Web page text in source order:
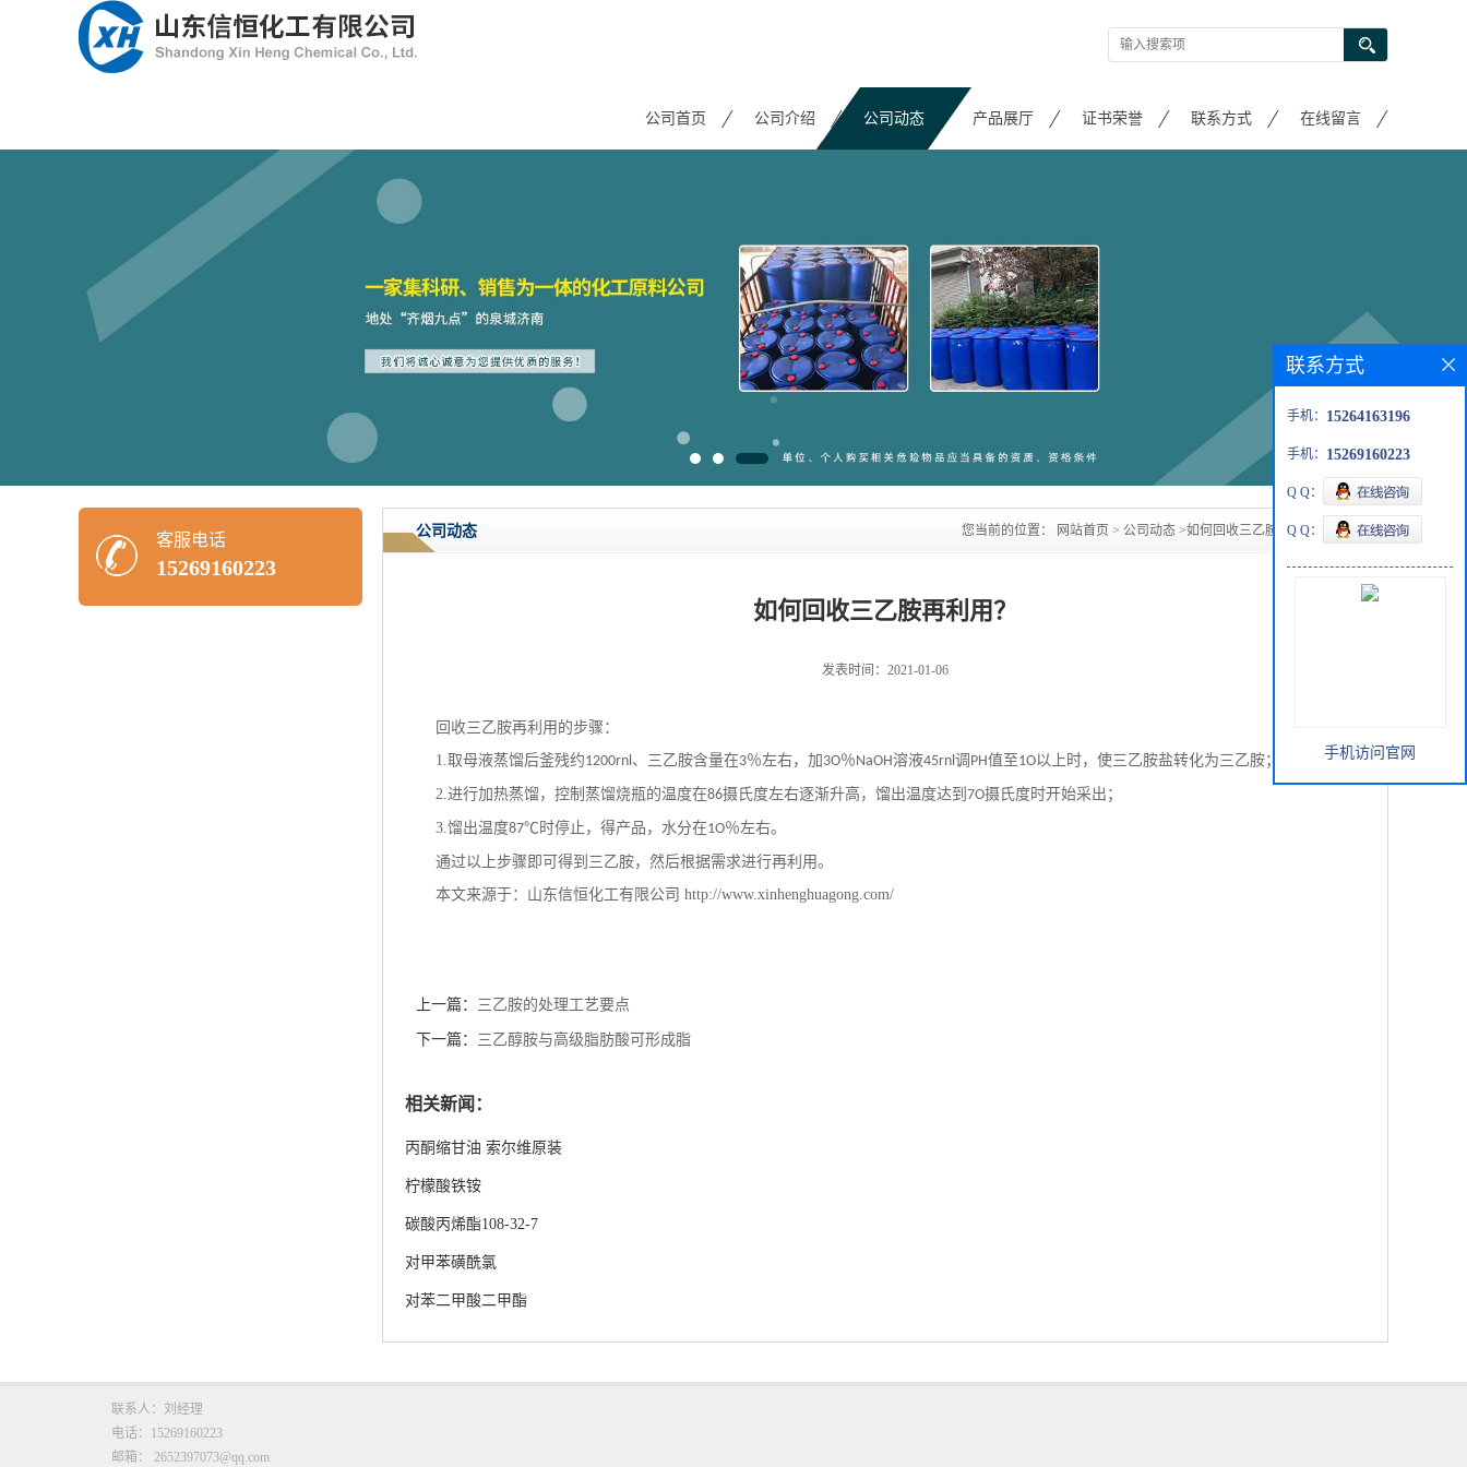
公司首页 公司介绍 公司动态 产品展厅 证书荣誉 联系方式 在线留言
客服电话
15269160223
公司动态 您当前的位置： 网站首页 > 公司动态 >如何回收三乙胺再利用？
如何回收三乙胺再利用？
发表时间：2021-01-06
回收三乙胺再利用的步骤：
1.取母液蒸馏后釜残约1200rnl、三乙胺含量在3％左右，加 3O％NaOH溶液45rnl调 PH值至1O以上时，使三乙胺盐转化为三乙胺；
2.进行加热蒸馏，控制蒸馏烧瓶的温度在86摄氏度左右逐渐升高，馏出温度达到 7O摄氏度时开始采出；
3.馏出温度87℃时停止，得产品，水分在1O％左右。
通过以上步骤即可得到三乙胺，然后根据需求进行再利用。
本文来源于：山东信恒化工有限公司 http://www.xinhenghuagong.com/
上一篇： 三乙胺的处理工艺要点
下一篇： 三乙醇胺与高级脂肪酸可形成脂
相关新闻：
丙酮缩甘油 索尔维原装
柠檬酸铁铵
碳酸丙烯酯108-32-7
对甲苯磺酰氯
对苯二甲酸二甲酯
联系方式
手机： 15264163196
手机： 15269160223
Q Q：
Q Q：
手机访问官网
联系人：刘经理
电话：15269160223
邮箱： 2652397073@qq.com